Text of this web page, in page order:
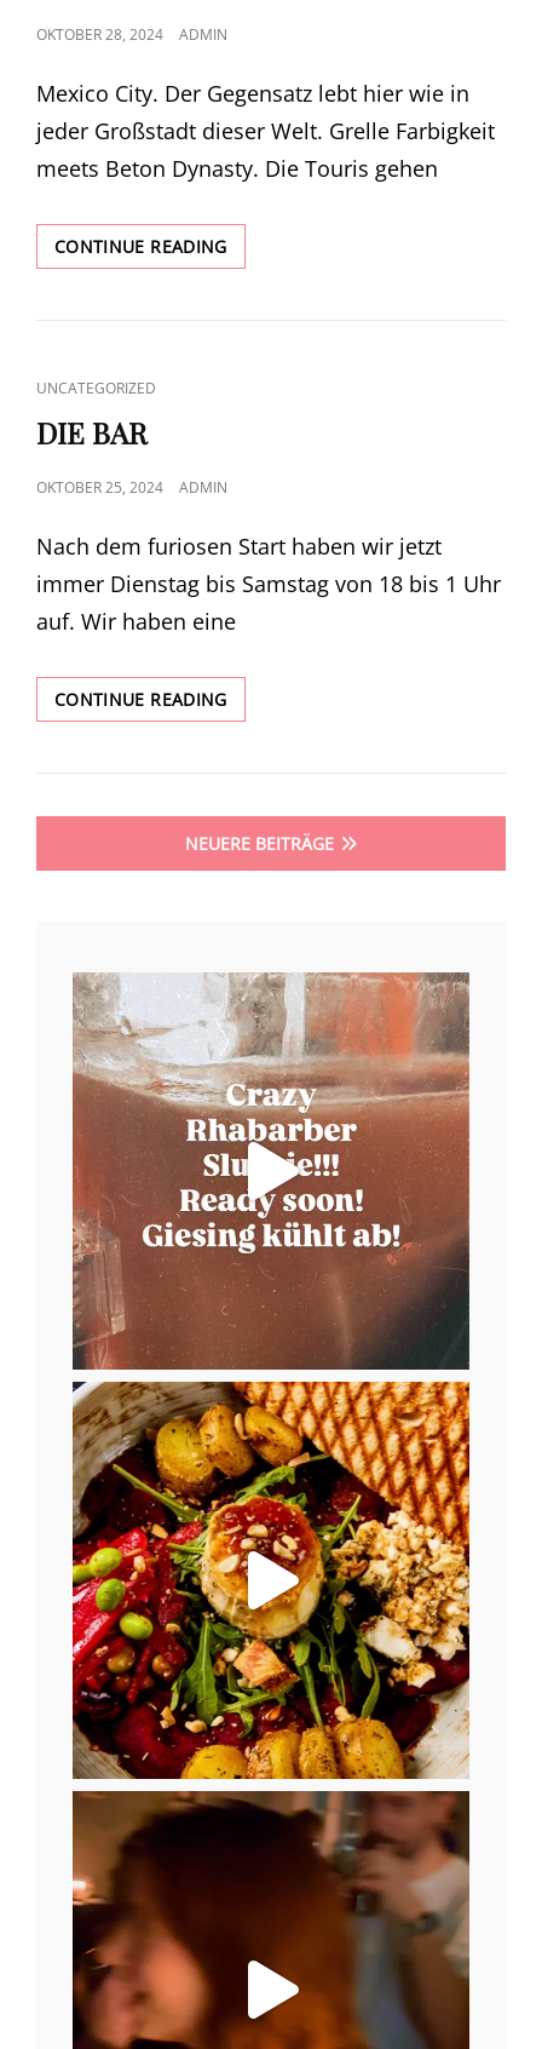
POSTED
OKTOBER 28, 2024 ADMIN
Mexico City. Der Gegensatz lebt hier wie in
jeder Großstadt dieser Welt. Grelle Farbigkeit
meets Beton Dynasty. Die Touris gehen
CONTINUE READINGFEEL
THE
CAT
LINKS
UNCATEGORIZED
DIE BAR
POSTED
OKTOBER 25, 2024 ADMIN
Nach dem furiosen Start haben wir jetzt
immer Dienstag bis Samstag von 18 bis 1 Uhr
auf. Wir haben eine
CONTINUE READINGDIE
BAR
BeitragsnavigationNEUERE BEITRÄGE